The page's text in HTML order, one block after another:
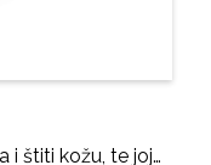
i štiti kožu, te joj…